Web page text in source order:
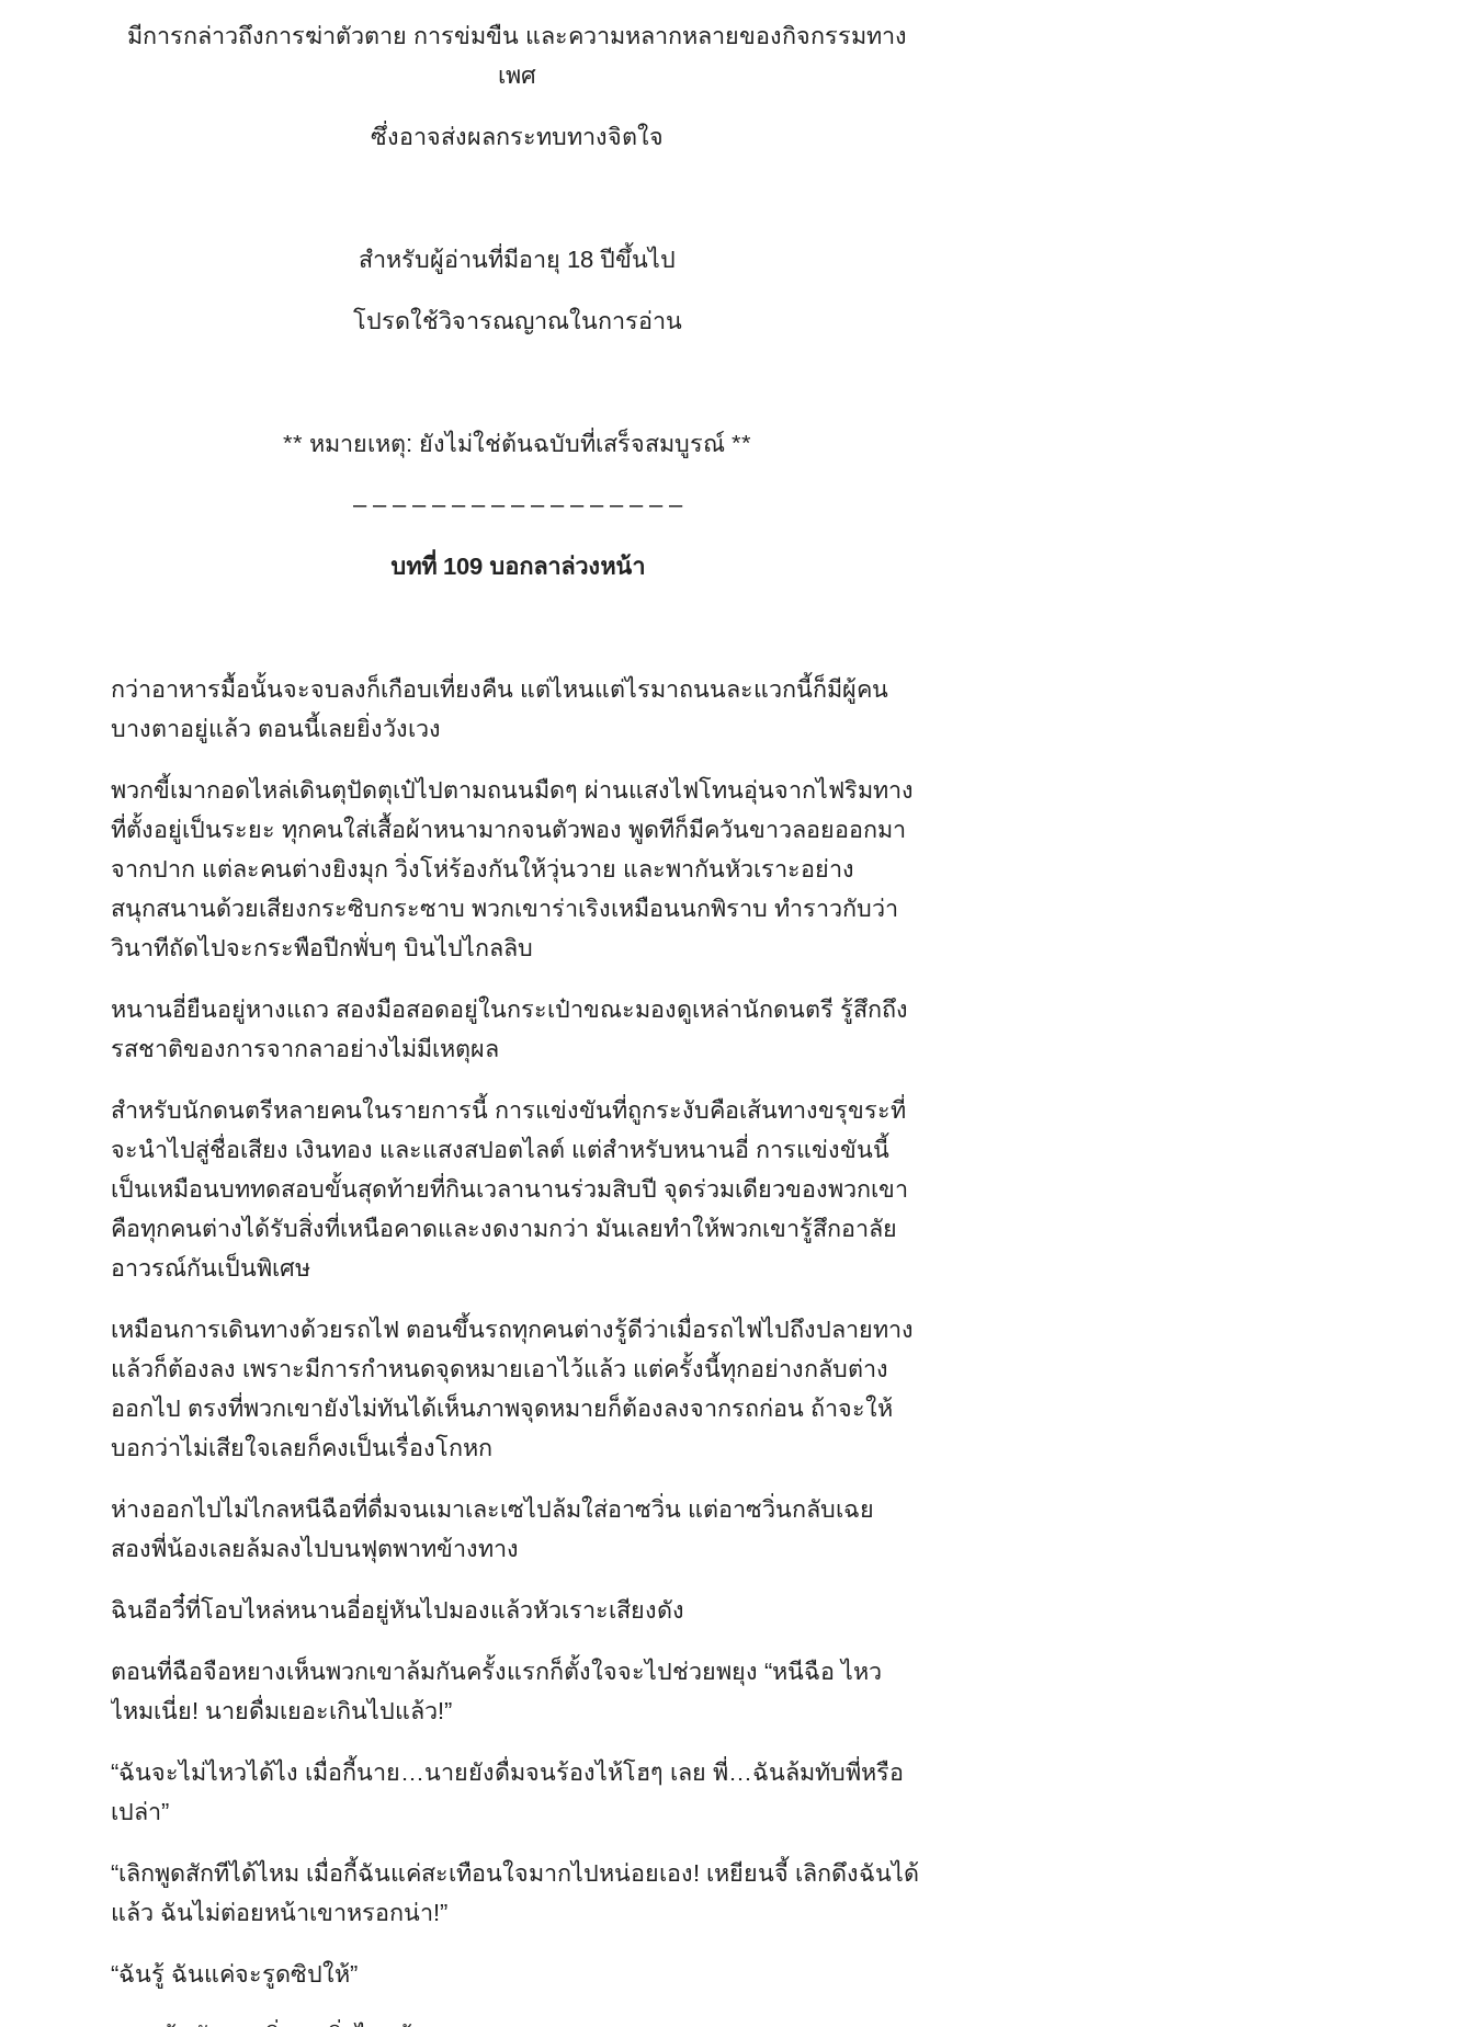
มีการกล่าวถึงการฆ่าตัวตาย การข่มขืน และความหลากหลายของกิจกรรมทาง
เพศ
ซึ่งอาจส่งผลกระทบทางจิตใจ
สำหรับผู้อ่านที่มีอายุ 18 ปีขึ้นไป
โปรดใช้วิจารณญาณในการอ่าน
** หมายเหตุ: ยังไม่ใช่ต้นฉบับที่เสร็จสมบูรณ์ **
– – – – – – – – – – – – – – – – –
บทที่ 109 บอกลาล่วงหน้า
กว่าอาหารมื้อนั้นจะจบลงก็เกือบเที่ยงคืน แต่ไหนแต่ไรมาถนนละแวกนี้ก็มีผู้คน
บางตาอยู่แล้ว ตอนนี้เลยยิ่งวังเวง
พวกขี้เมากอดไหล่เดินตุปัดตุเป๋ไปตามถนนมืดๆ ผ่านแสงไฟโทนอุ่นจากไฟริมทาง
ที่ตั้งอยู่เป็นระยะ ทุกคนใส่เสื้อผ้าหนามากจนตัวพอง พูดทีก็มีควันขาวลอยออกมา
จากปาก แต่ละคนต่างยิงมุก วิ่งโห่ร้องกันให้วุ่นวาย และพากันหัวเราะอย่าง
สนุกสนานด้วยเสียงกระซิบกระซาบ พวกเขาร่าเริงเหมือนนกพิราบ ทำราวกับว่า
วินาทีถัดไปจะกระพือปีกพั่บๆ บินไปไกลลิบ
หนานอี่ยืนอยู่หางแถว สองมือสอดอยู่ในกระเป๋าขณะมองดูเหล่านักดนตรี รู้สึกถึง
รสชาติของการจากลาอย่างไม่มีเหตุผล
สำหรับนักดนตรีหลายคนในรายการนี้ การแข่งขันที่ถูกระงับคือเส้นทางขรุขระที่
จะนำไปสู่ชื่อเสียง เงินทอง และแสงสปอตไลต์ แต่สำหรับหนานอี่ การแข่งขันนี้
เป็นเหมือนบททดสอบขั้นสุดท้ายที่กินเวลานานร่วมสิบปี จุดร่วมเดียวของพวกเขา
คือทุกคนต่างได้รับสิ่งที่เหนือคาดและงดงามกว่า มันเลยทำให้พวกเขารู้สึกอาลัย
อาวรณ์กันเป็นพิเศษ
เหมือนการเดินทางด้วยรถไฟ ตอนขึ้นรถทุกคนต่างรู้ดีว่าเมื่อรถไฟไปถึงปลายทาง
แล้วก็ต้องลง เพราะมีการกำหนดจุดหมายเอาไว้แล้ว แต่ครั้งนี้ทุกอย่างกลับต่าง
ออกไป ตรงที่พวกเขายังไม่ทันได้เห็นภาพจุดหมายก็ต้องลงจากรถก่อน ถ้าจะให้
บอกว่าไม่เสียใจเลยก็คงเป็นเรื่องโกหก
ห่างออกไปไม่ไกลหนีฉือที่ดื่มจนเมาเละเซไปล้มใส่อาซวิ่น แต่อาซวิ่นกลับเฉย
สองพี่น้องเลยล้มลงไปบนฟุตพาทข้างทาง
ฉินอีอวี๋ที่โอบไหล่หนานอี่อยู่หันไปมองแล้วหัวเราะเสียงดัง
ตอนที่ฉือจือหยางเห็นพวกเขาล้มกันครั้งแรกก็ตั้งใจจะไปช่วยพยุง “หนีฉือ ไหว
ไหมเนี่ย! นายดื่มเยอะเกินไปแล้ว!”
“ฉันจะไม่ไหวได้ไง เมื่อกี้นาย…นายยังดื่มจนร้องไห้โฮๆ เลย พี่…ฉันล้มทับพี่หรือ
เปล่า”
“เลิกพูดสักทีได้ไหม เมื่อกี้ฉันแค่สะเทือนใจมากไปหน่อยเอง! เหยียนจี้ เลิกดึงฉันได้
แล้ว ฉันไม่ต่อยหน้าเขาหรอกน่า!”
“ฉันรู้ ฉันแค่จะรูดซิปให้”